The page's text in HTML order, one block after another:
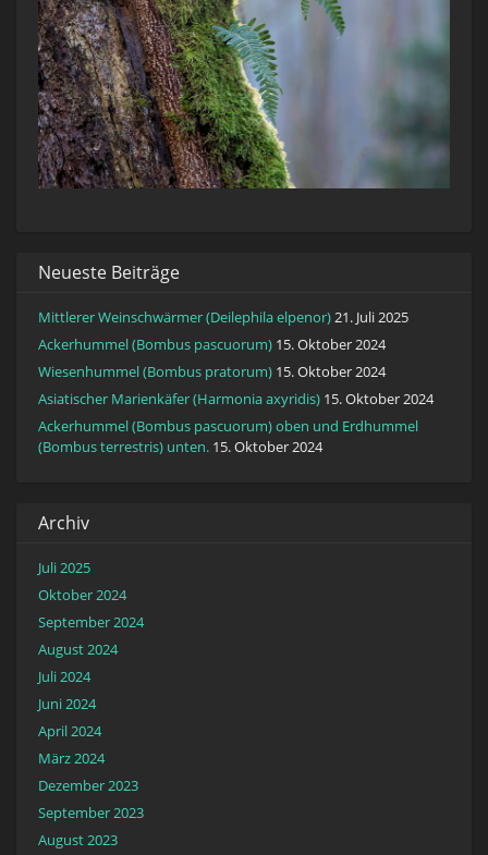
Neueste Beiträge
Mittlerer Weinschwärmer (Deilephila elpenor)21. Juli 2025
Ackerhummel (Bombus pascuorum) 15. Oktober 2024
Wiesenhummel (Bombus pratorum) 15. Oktober 2024
Asiatischer Marienkäfer (Harmonia axyridis) 15. Oktober 2024
Ackerhummel (Bombus pascuorum) oben und Erdhummel
(Bombus terrestris) unten. 15. Oktober 2024
Archiv
Juli 2025
Oktober 2024
September 2024
August 2024
Juli 2024
Juni 2024
April 2024
März 2024
Dezember 2023
September 2023
August 2023